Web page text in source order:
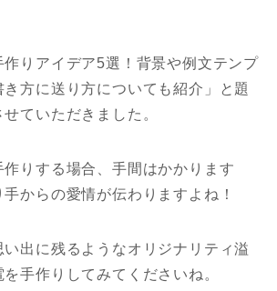
作りアイデア5選！背景や例文テンプ
方に送り方についても紹介」と題
ていただきました。
りする場合、手間はかかります
からの愛情が伝わりますよね！
出に残るようなオリジナリティ溢
手作りしてみてくださいね。